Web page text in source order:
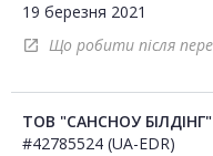
19 березня 2021
open_in_new Що робити після
ТОВ "САНСНОУ БІЛДІНГ"
#42785524 (UA-EDR)